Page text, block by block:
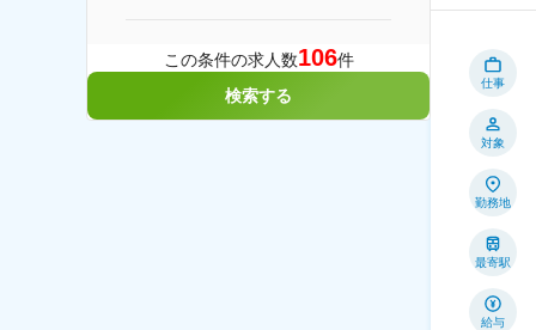
この条件の求人数106件
検索する
仕事
対象
勤務地
最寄駅
給与